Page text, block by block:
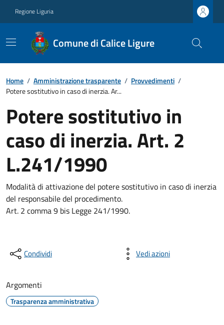
Regione Liguria
Comune di Calice Ligure
Home / Amministrazione trasparente / Provvedimenti /
Potere sostitutivo in caso di inerzia. Ar...
Potere sostitutivo in
caso di inerzia. Art. 2
L.241/1990
Modalità di attivazione del potere sostitutivo in caso di inerzia
del responsabile del procedimento.
Art. 2 comma 9 bis Legge 241/1990.
Condividi Vedi azioni
Argomenti
Trasparenza amministrativa